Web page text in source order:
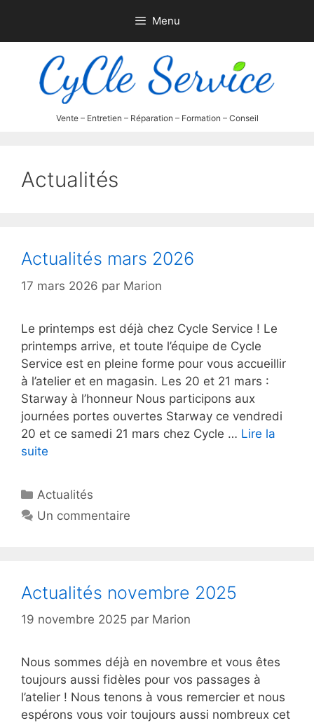
contenu
Menu
Actualités
Actualités mars 2026
17 mars 2026 par Marion
Le printemps est déjà chez Cycle Service ! Le
printemps arrive, et toute l’équipe de Cycle
Service est en pleine forme pour vous accueillir
à l’atelier et en magasin. Les 20 et 21 mars :
Starway à l’honneur Nous participons aux
journées portes ouvertes Starway ce vendredi
20 et ce samedi 21 mars chez Cycle … Lire la
suite
Catégories
Actualités
Un commentaire
Actualités novembre 2025
19 novembre 2025 par Marion
Nous sommes déjà en novembre et vous êtes
toujours aussi fidèles pour vos passages à
l’atelier ! Nous tenons à vous remercier et nous
espérons vous voir toujours aussi nombreux cet